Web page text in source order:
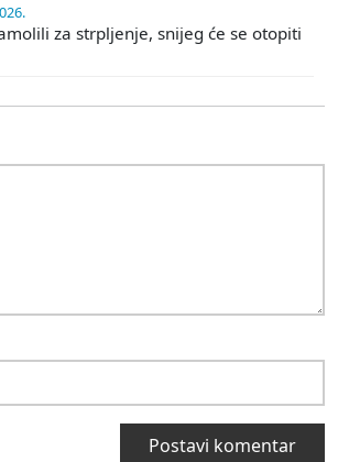
za strpljenje, snijeg će se otopiti